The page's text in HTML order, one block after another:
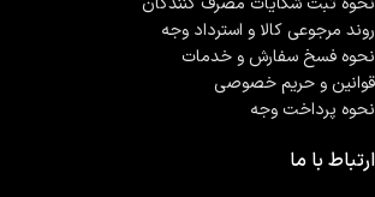
روند مرجوعی کالا و استرداد وجه
نحوه فسخ سفارش و خدمات
قوانین و حریم خصوصی
نحوه پرداخت وجه
ارتباط با ما